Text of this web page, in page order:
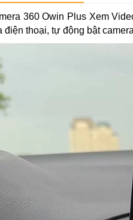
360 Owin Plus Xem
điện thoại, tự động bật